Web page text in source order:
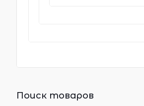
Поиск товаров